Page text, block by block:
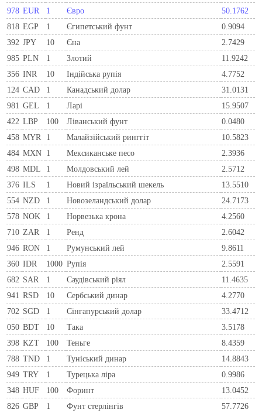
978 EUR 1 Євро
50.1762
818 EGP 1 Єгипетський фунт
0.9094
392 JPY 10 Єна
2.7429
985 PLN 1 Злотий
11.9242
356 INR 10 Індійська рупія
4.7752
124 CAD 1 Канадський долар
31.0131
981 GEL 1 Ларi
15.9507
422 LBP 100 Ліванський фунт
0.0480
458 MYR 1 Малайзійський ринггіт
10.5823
484 MXN 1 Мексиканське песо
2.3936
498 MDL 1 Молдовський лей
2.5712
376 ILS 1 Новий ізраїльський шекель
13.5510
554 NZD 1 Новозеландський долар
24.7173
578 NOK 1 Норвезька крона
4.2560
710 ZAR 1 Ренд
2.6042
946 RON 1 Румунський лей
9.8611
360 IDR 1000 Рупія
2.5591
682 SAR 1 Саудівський ріял
11.4635
941 RSD 10 Сербський динар
4.2770
702 SGD 1 Сінгапурський долар
33.4712
050 BDT 10 Така
3.5178
398 KZT 100 Теньге
8.4359
788 TND 1 Туніський динар
14.8843
949 TRY 1 Турецька ліра
0.9986
348 HUF 100 Форинт
13.0452
826 GBP 1 Фунт стерлінгів 57.7726